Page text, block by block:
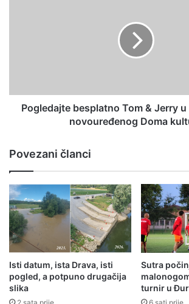
Pogledajte besplatno Tom & Jerry
novouređenog Doma
Povezani članci
Isti datum, ista Drava, isti
pogled, a potpuno drugačija
slika
Sutra
turnir u